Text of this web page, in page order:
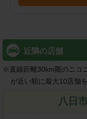
近隣の店舗
※直線距離30km圏のニコ
が近い順に最大10店舗
八日